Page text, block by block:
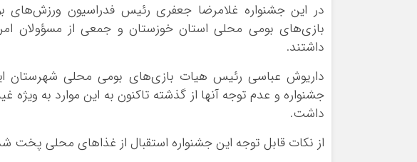
در این جشنواره غلامرضا جعفری رئیس فدراسیون
بازی‌های بومی محلی استان خوزستان و جمعی از مسؤولان
داشتند.
داریوش عباسی رئیس هیات بازی‌های بومی محلی شهرستان
جشنواره و عدم توجه آنها از گذشته تاکنون به این موارد به ویژه
داشت.
از نکات قابل توجه این جشنواره استقبال از غذاهای محلی پخت